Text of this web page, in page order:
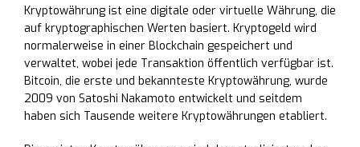
Kryptowährung ist eine digitale oder virtuelle Währung, die
auf kryptographischen Werten basiert. Kryptogeld wird
normalerweise in einer Blockchain gespeichert und
verwaltet, wobei jede Transaktion öffentlich verfügbar ist.
Bitcoin, die erste und bekannteste Kryptowährung, wurde
2009 von Satoshi Nakamoto entwickelt und seitdem
haben sich Tausende weitere Kryptowährungen etabliert.